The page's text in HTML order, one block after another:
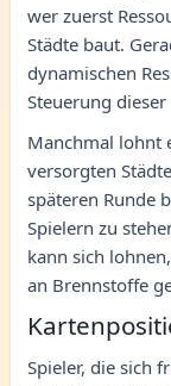
wer zuerst
Städte baut.
dynamischen
Steuerung
Manchmal lohnt
versorgten
späteren Runde
Spielern zu
kann sich
an Brennstoffe
Spieler, die sich